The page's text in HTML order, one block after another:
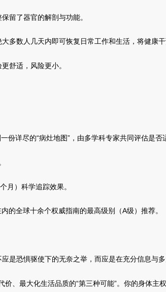
留了器官的解剖与功能。
多数人几天内即可恢复日常工作和生活，将健康干
舒适，风险更小。
详尽的“病灶地图”，由多学科专家共同评估是否
月）科学追踪效果。
的全球十余个权威指南的最高级别（A级）推荐。
是恐惧驱使下的无奈之举，而应是在充分信息与多
、最大化生活品质的“第三种可能”。你的身体主